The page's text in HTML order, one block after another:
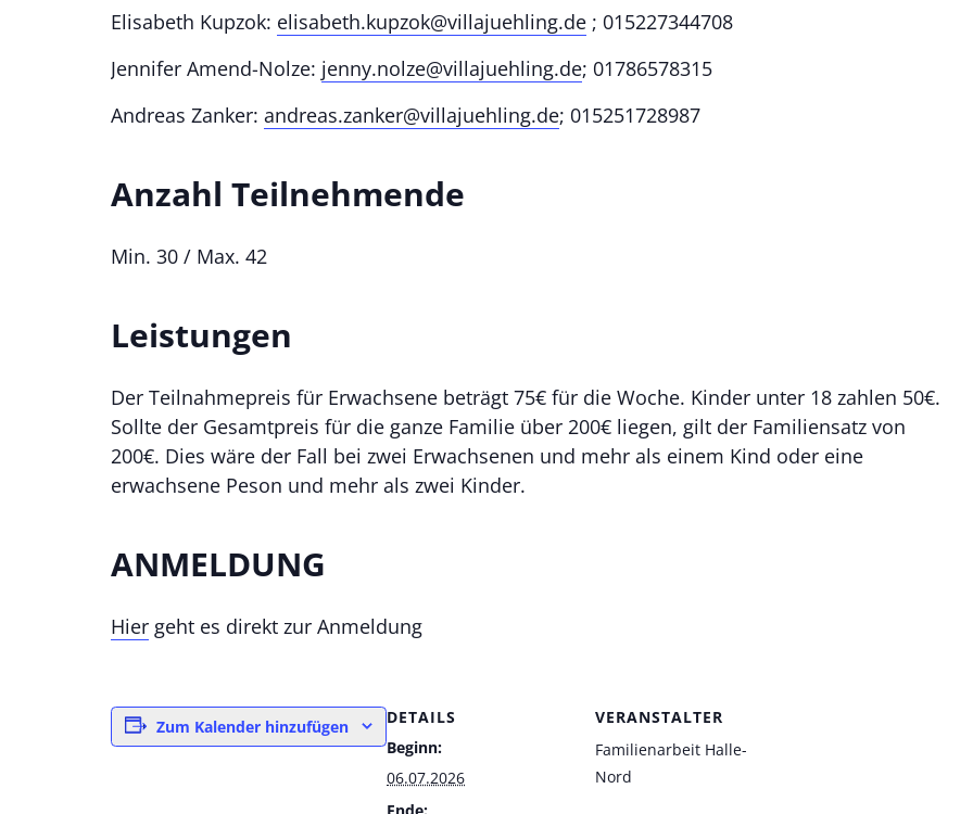
Elisabeth Kupzok: elisabeth.kupzok@villajuehling.de ; 015227344708
Jennifer Amend-Nolze: jenny.nolze@villajuehling.de; 01786578315
Andreas Zanker: andreas.zanker@villajuehling.de; 015251728987
Anzahl Teilnehmende
Min. 30 / Max. 42
Leistungen
Der Teilnahmepreis für Erwachsene beträgt 75€ für die Woche. Kinder unter 18 zahlen 50€.
Sollte der Gesamtpreis für die ganze Familie über 200€ liegen, gilt der Familiensatz von
200€. Dies wäre der Fall bei zwei Erwachsenen und mehr als einem Kind oder eine
erwachsene Peson und mehr als zwei Kinder.
ANMELDUNG
Hier geht es direkt zur Anmeldung
Zum Kalender hinzufügen
DETAILS
Beginn:
06.07.2026
VERANSTALTER
Familienarbeit Halle-
Nord